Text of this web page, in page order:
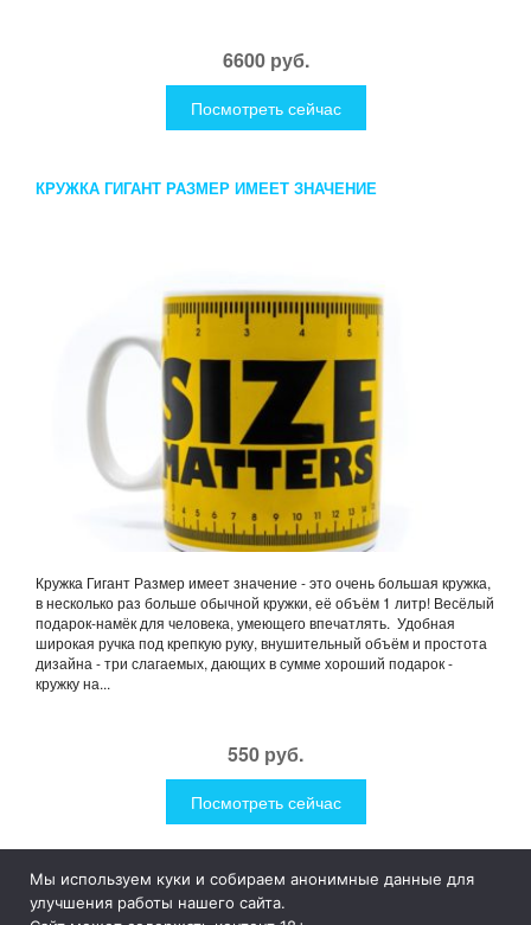
6600 руб.
Посмотреть сейчас
КРУЖКА ГИГАНТ РАЗМЕР ИМЕЕТ ЗНАЧЕНИЕ
Кружка Гигант Размер имеет значение - это очень большая кружка,
в несколько раз больше обычной кружки, её объём 1 литр! Весёлый
подарок-намёк для человека, умеющего впечатлять. Удобная
широкая ручка под крепкую руку, внушительный объём и простота
дизайна - три слагаемых, дающих в сумме хороший подарок -
кружку на...
550 руб.
Посмотреть сейчас
1Like
Мы используем куки и собираем анонимные данные для
улучшения работы нашего сайта.